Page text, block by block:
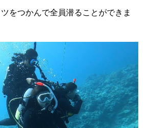
をつかんで全員潜ることができま